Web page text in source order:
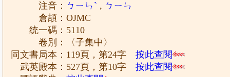
注音： ㄅㄧㄣˋ , ㄅㄧㄣ
倉頡：OJMC
统一碼：5110
卷別：〈子集中〉
同文書局本：119頁，第24字按此查閱
武英殿本：527頁，第10字按此查閱